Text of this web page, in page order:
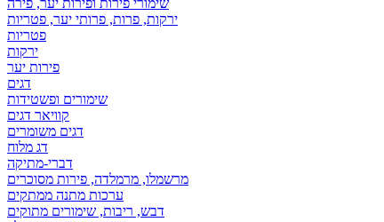
שימורי פירות ופירות יער, פירה
ירקות, פרות, פרותי יער, פטריות
פטריות
ירקות
פירות יער
דגים
שימורים ופשטידות
קוויאר דגים
דגים משומרים
דג מלוח
דברי-מתיקה
מרשמלו, מרמלדה, פירות מסוכרים
ערכות מתנה ממתקים
דבש, ריבות, שימורים מתוקים